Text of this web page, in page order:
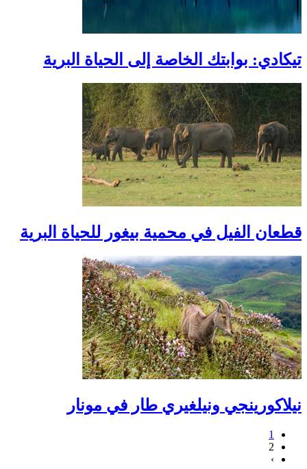
تيكادي: بوابتك الخاصة إلى الحياة البرية
قطعان الفيل في محمية بيغور للحياة البرية
نيلاكورينجي ونيلغيري طار في مونار
1
2
›